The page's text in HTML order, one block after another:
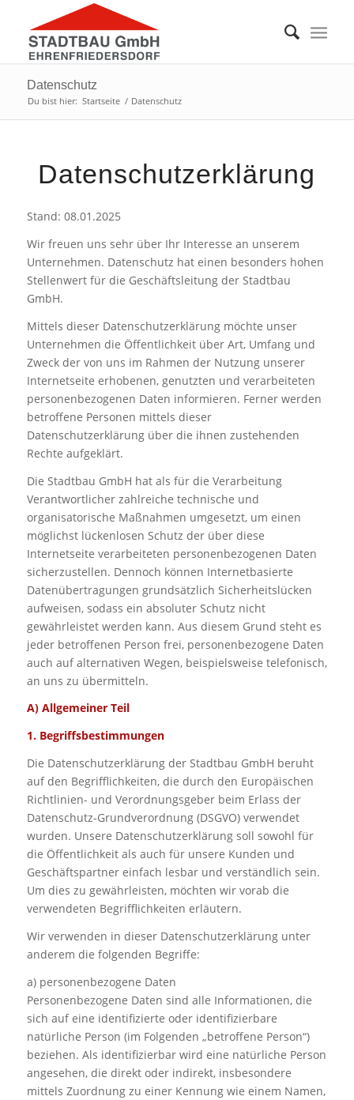
Datenschutz
Du bist hier: Startseite / Datenschutz
Datenschutzerklärung
Stand: 08.01.2025
Wir freuen uns sehr über Ihr Interesse an unserem
Unternehmen. Datenschutz hat einen besonders hohen
Stellenwert für die Geschäftsleitung der Stadtbau
GmbH.
Mittels dieser Datenschutzerklärung möchte unser
Unternehmen die Öffentlichkeit über Art, Umfang und
Zweck der von uns im Rahmen der Nutzung unserer
Internetseite erhobenen, genutzten und verarbeiteten
personenbezogenen Daten informieren. Ferner werden
betroffene Personen mittels dieser
Datenschutzerklärung über die ihnen zustehenden
Rechte aufgeklärt.
Die Stadtbau GmbH hat als für die Verarbeitung
Verantwortlicher zahlreiche technische und
organisatorische Maßnahmen umgesetzt, um einen
möglichst lückenlosen Schutz der über diese
Internetseite verarbeiteten personenbezogenen Daten
sicherzustellen. Dennoch können Internetbasierte
Datenübertragungen grundsätzlich Sicherheitslücken
aufweisen, sodass ein absoluter Schutz nicht
gewährleistet werden kann. Aus diesem Grund steht es
jeder betroffenen Person frei, personenbezogene Daten
auch auf alternativen Wegen, beispielsweise telefonisch,
an uns zu übermitteln.
A) Allgemeiner Teil
1. Begriffsbestimmungen
Die Datenschutzerklärung der Stadtbau GmbH beruht
auf den Begrifflichkeiten, die durch den Europäischen
Richtlinien- und Verordnungsgeber beim Erlass der
Datenschutz-Grundverordnung (DSGVO) verwendet
wurden. Unsere Datenschutzerklärung soll sowohl für
die Öffentlichkeit als auch für unsere Kunden und
Geschäftspartner einfach lesbar und verständlich sein.
Um dies zu gewährleisten, möchten wir vorab die
verwendeten Begrifflichkeiten erläutern.
Wir verwenden in dieser Datenschutzerklärung unter
anderem die folgenden Begriffe:
a) personenbezogene Daten
Personenbezogene Daten sind alle Informationen, die
sich auf eine identifizierte oder identifizierbare
natürliche Person (im Folgenden „betroffene Person“)
beziehen. Als identifizierbar wird eine natürliche Person
angesehen, die direkt oder indirekt, insbesondere
mittels Zuordnung zu einer Kennung wie einem Namen,